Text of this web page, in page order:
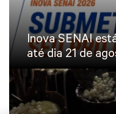
Inova SENAI
até dia 21 de